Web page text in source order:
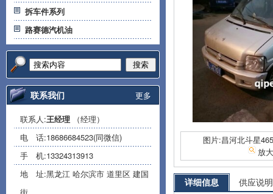
拆车件系列
路赛德汽机油
搜索
更多
联系我们
联系人:王经理 （经理）
电 话:18686684523(同微信)
手 机:13324313913
地 址:黑龙江 哈尔滨市 道里区 建国
图片:昌河北斗星
放
详细信息 供应说明